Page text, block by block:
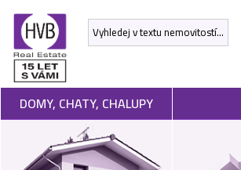
DOMY, CHATY, CHALUPY
ÚVODNÍ
STRÁNKA
NEMOVITOSTI
DEVELOPERSKÉ
PROJEKTY